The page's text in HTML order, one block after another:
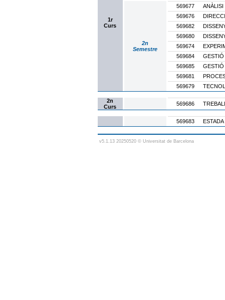
1r
Curs
2n
Semestre
569677 ANÀLISI
569676
569682
569680
569674
569684
GESTIÓ
569685
GESTIÓ
569681
569679
2n
Curs
569686
569683
v5.1.13 20250520 © Universitat de Barcelona